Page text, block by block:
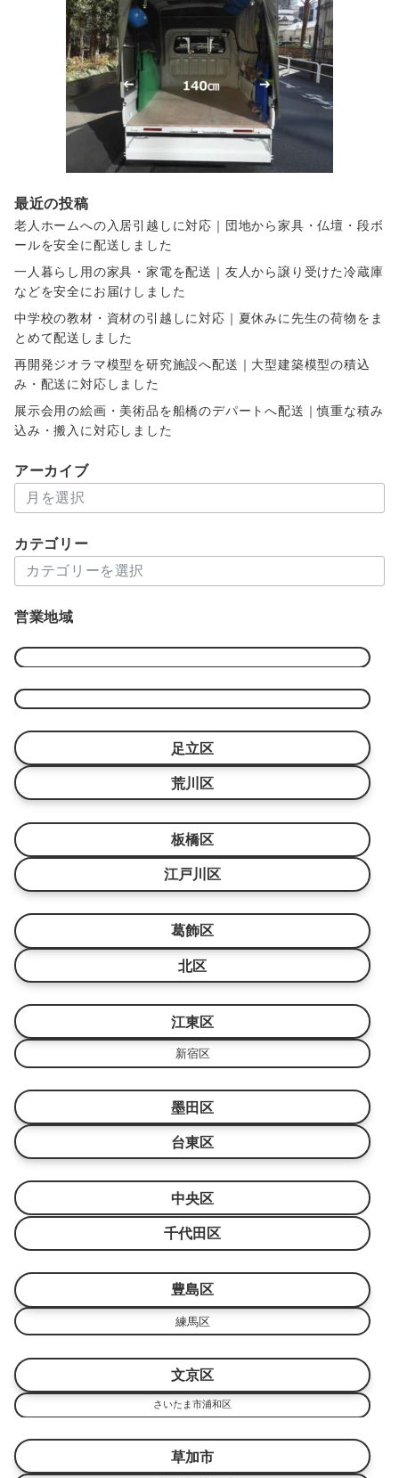
最近の投稿
老人ホームへの入居引越しに対応｜団地から家具・仏壇・段ボ
ールを安全に配送しました
一人暮らし用の家具・家電を配送｜友人から譲り受けた冷蔵庫
などを安全にお届けしました
中学校の教材・資材の引越しに対応｜夏休みに先生の荷物をま
とめて配送しました
再開発ジオラマ模型を研究施設へ配送｜大型建築模型の積込
み・配送に対応しました
展示会用の絵画・美術品を船橋のデパートへ配送｜慎重な積み
込み・搬入に対応しました
アーカイブ
ー
イ
カテゴリー
テ
リ
営業地域
足立区
荒川区
板橋区
江戸川区
葛飾区
北区
江東区
新宿区
墨田区
台東区
中央区
千代田区
豊島区
練馬区
文京区
さいたま市浦和区
草加市